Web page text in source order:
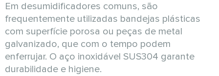
Em desumidificadores comuns, são
frequentemente utilizadas bandejas plásticas
com superfície porosa ou peças de metal
galvanizado, que com o tempo podem
enferrujar. O aço inoxidável SUS304 garante
durabilidade e higiene.